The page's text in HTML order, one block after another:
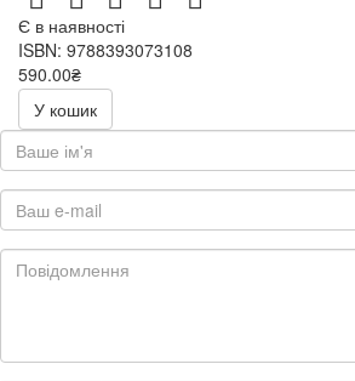
Є в наявності
ISBN: 9788393073108
590.00₴
У кошик